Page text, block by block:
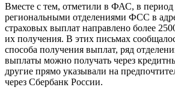
Вместе с тем, отметили в ФАС, в
региональными отделениями ФСС в
страховых выплат направлено более
их получения. В этих письмах
способа получения выплат, ряд
выплаты можно получать через
другие прямо указывали на
через Сбербанк России.